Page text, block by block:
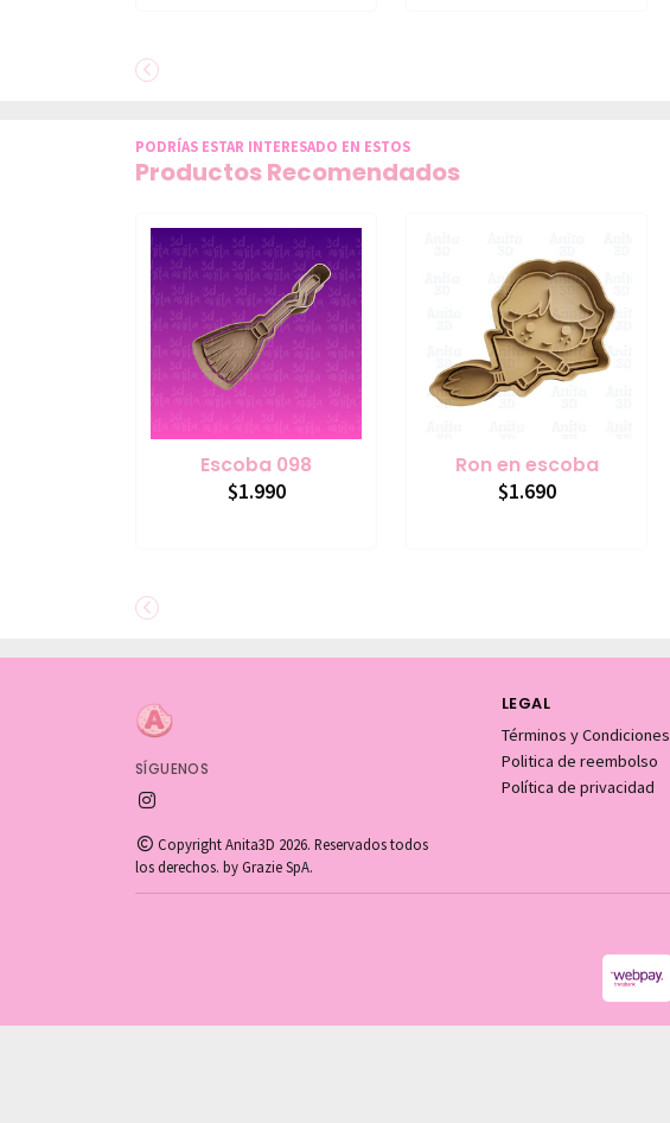
PODRÍAS ESTAR INTERESADO EN ESTOS
Productos Recomendados
Escoba 098
$1.990
Ron en escoba
$1.690
SÍGUENOS
Copyright Anita3D 2026. Reservados todos
los derechos. by Grazie SpA.
LEGAL
Términos y Condiciones
Politica de reembolso
Política de privacidad